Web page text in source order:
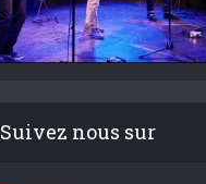
Suivez nous sur